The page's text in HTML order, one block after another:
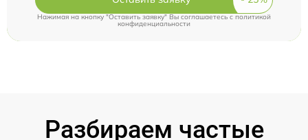
Нажимая на кнопку "Оставить заявку" Вы соглашаетесь cполитикой
конфиденциальности
Разбираем частые